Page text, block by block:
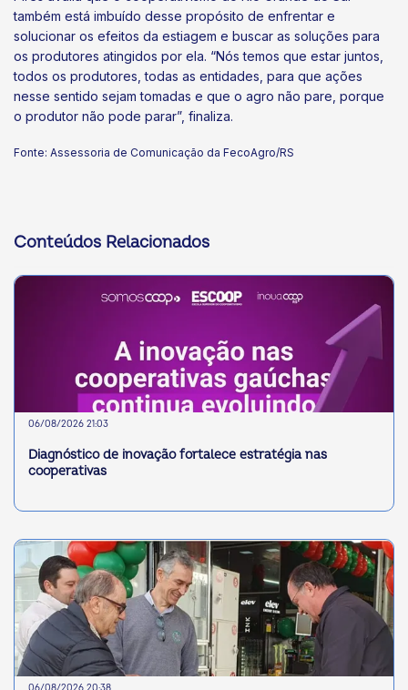
também está imbuído desse propósito de enfrentar e
solucionar os efeitos da estiagem e buscar as soluções para
os produtores atingidos por ela. “Nós temos que estar juntos,
todos os produtores, todas as entidades, para que ações
nesse sentido sejam tomadas e que o agro não pare, porque
o produtor não pode parar”, finaliza.
Fonte: Assessoria de Comunicação da FecoAgro/RS
Conteúdos Relacionados
06/08/2026 21:03
Diagnóstico de inovação fortalece estratégia nas
cooperativas